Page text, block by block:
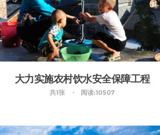
大力实施农村饮水安全保障工程
共1张 阅读:10507